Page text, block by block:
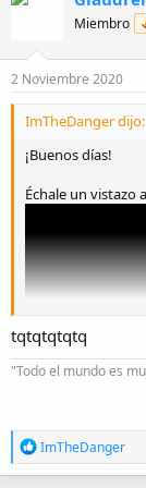
Miembro
2 Noviembre 2020
ImTheDanger dijo:
¡Buenos días!
Échale un vistazo
Yo siempre lo
tqtqtqtqtq
"Todo el mundo es
R
e
a
ImTheDanger